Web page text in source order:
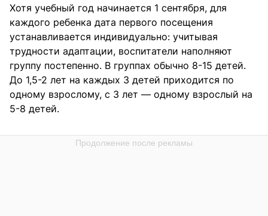
Хотя учебный год начинается 1 сентября, для
каждого ребенка дата первого посещения
устанавливается индивидуально: учитывая
трудности адаптации, воспитатели наполняют
группу постепенно. В группах обычно 8-15 детей.
До 1,5-2 лет на каждых 3 детей приходится по
одному взрослому, с 3 лет — одному взрослый на
5-8 детей.